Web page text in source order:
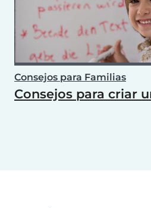
Consejos para Familias
Consejos para criar